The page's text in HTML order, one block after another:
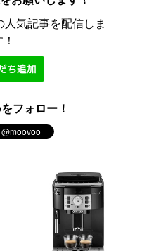
気記事を配信しま
フォロー！